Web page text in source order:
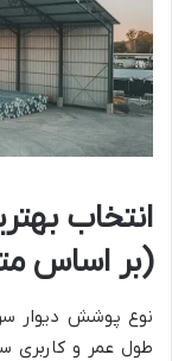
انتخاب
(بر اساس
نوع پوشش دیوار
طول عمر و کاربری